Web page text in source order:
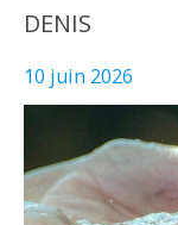
DENIS
10 juin 2026